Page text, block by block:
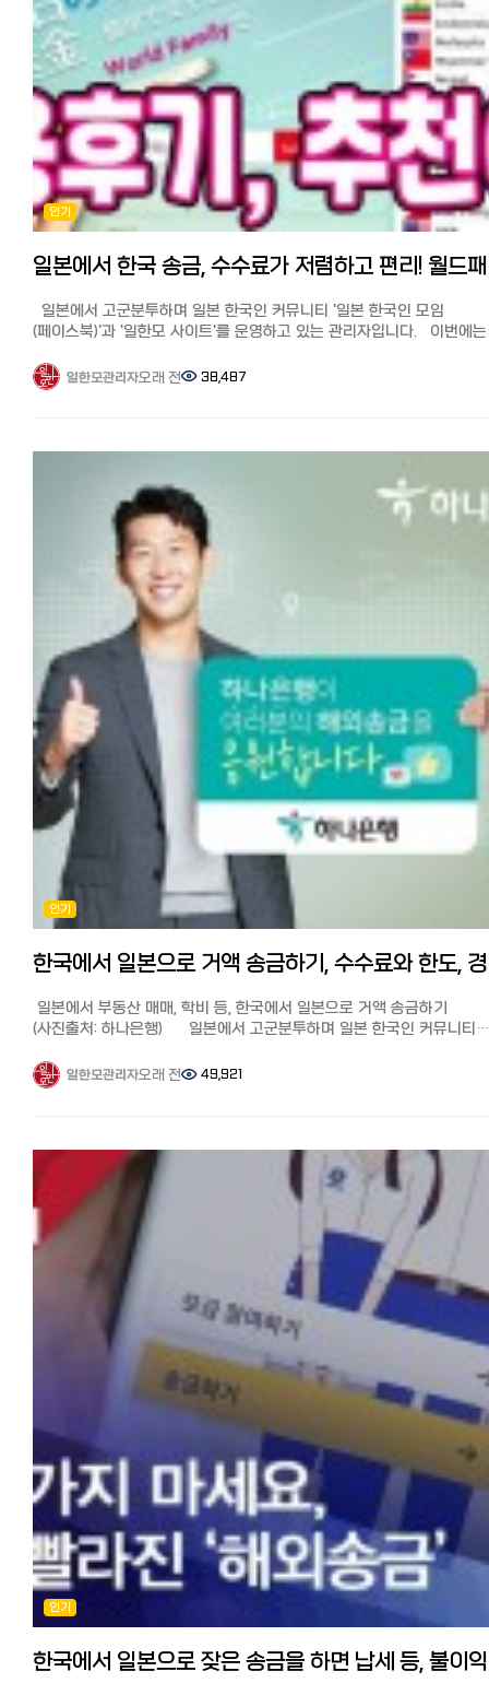
변경했습니다.
세달이내 주민표나 마이넘버카드 스캔 요구하니 사진찍어서 첨부 후,
개인인증에 문제없으면 2-3일에 처리됩니다. 일반 송금업체와 같이 개
송금 950,000원 이하라면 받는 사람의 인증(본인확인)이 필요 없어서
편리합니다.
송금이 급할 시에는 메일로 연락을 주고 받아서 서류 문제 있을 시, 여러
반려되어 처리가 지연될 수 있고 개인 송금시 950,000원 이상은 받는
핸드폰 SMS를 통해 본인확인을 거칩니다.
은행이나 송금업체에 찾아갈 필요가 없고 추천 친구 코드를 사용하면
7만5천엔까지 수수료가 무료이기 때문에, 적은 액수든 큰 액수든 초회
한번은 가장 저렴하고 편하게 보낼 수 있어서 犬이득입니다.
1회 개인 송금 최대액은 5,000,000원, 연간 최대 송금액(개인의 경우)은
5만 달러(500만엔, 5500만원 가량)입니다.
초회 친구 소개 코드를 넣으면 7만5천엔까지 수수료가 무료입니다.
송금하였고 수수료는 무료 적용받아(530엔분) 29엔(2023년 4월)
최근에도 같은 금액 84,800엔을 송금하여 수수료는 할인쿠폰 (769엔
사용하여 49엔, 한국에 보내진 금액은 875,359원이었습니다.
장단점과 포인트 ●장점: 초회 매장이나 지점 방문없이 인터넷으로
올라가므로 타 서비스와 비교가 필요.
★초회 쿠폰을 쓰면 가장 저렴합니다.
일한모 한정! 와이즈 수수료 무료로 송금하기:
https://wise.prf.hn/click/camref:1100lrzV5/
money/ 와이즈 송금의 메리트와 사용법, 더 자세히 알기
https://korean.co.jp/life2/298
◆코인샷 재팬:
최근에 등장한 앱을 통한 추천송금서비스가 있다고 해서 사용해 봤습
수수료는 3만엔이하 500엔, 3만엔 초과 1000엔입니다.
코인샷의 장점은 주말, 심야, 공휴일 등 상관없이 급할 때 앱으로 편하고
신속하게 송금할 수 있다는 점입니다.
회원가입과 본인인증 절차가 앱을 통해서 최소한의 정보로 일괄 승인되
이번에 밤 12시반 경에 전용 계좌로 돈을 입금했는데(유초은행에서 코인
전용계좌로 이체) 앱에 입금확인되어 등록된 한국 제 계좌로 보내는데
정도밖에 걸리지 않았습니다.
전용 계좌에 미리 돈을 충전해 놓으면 페이페이로 송금하듯 더 빠르고
편리하게 한국에 송금이 가능합니다.
타사의 경우 초회 본인인증이나 수취인 인증때문에 진행이 안되는 경우
많은데 카톡이나 라인으로 한국인 스탭이 대응해주는 점, 송금 진행 상
앱 푸시 알림으로 오는 점도 장점입니다.
편리하게 보낼 수 있다.
★일한모 고객이라면 첫 송금수수료 무료로 송금이 가능합니다.
첫 송금 수수료 무료 쿠폰받고 송금하기: https://jp.coinshot.org/
※월드패밀리송금은 2025년 1월부터 한국송금이 종료되었습니다.
한국이외 나라에 송금하실때는 아래 쿠폰으로 저렴하게 보낼 수 있습
천엔입니다. 10만엔까지 500엔이어서 어느 곳보다 수수료가 저렴합니
재류카드나 마이넘버를 폰으로 간단 인증하여 보내면 메일로 승인 연락
오며 바로 송금을 진행할 수 있습니다.
계좌에 송금액을 지불하면 메일로 수취인 신분 인증하라는 연락이 옵
한국에서 받는 사람 본인이 폰으로 인증해야 하는 부분이지만, 받는 분이
고령이거나 하기 어려운 경우는 신분증 사진만 메일로 보내주면 처리해
점이 대단히 편리했습니다.
오전에 부모님 신분증 보냈더니 오후에 송금 완료되었습니다.(2023년
18일 시점, 10만엔 송금, 1,017,020원 착금)
보통 1~2시간 안에 송금이 완료되어 빠른 것도 장점입니다.
장단점과 포인트 ●장점: 수수료가 저렴(10만엔까지 500엔). 받는 분
본인인증을 대신 해준다.
●단점: 메일로 일본어 상담이어서 답은 빨리 오는 편이지만, 급하거나
일본어가 안될 경우 답답할 수 있다.
★월드패밀리도 아래 링크에서 500엔 포인트 받아 수수료 할인을 받으
기본 설정된 환율이 저렴＋수수료 할인으로 어느곳보다 유리한 금액으로
송금할 수 있습니다.
일한모 한정! 월드패밀리 500엔 캐쉬받아 송금하기:
https://www.worldfamilyremit.com/i/?0ZGS72E0
월드패밀리 송금의 메리트와 사용법, 더 자세히 알기
https://korean.co.jp/life2/306
◆SBJ 원터치 익스프레스 송금:
신한은행 일본법인 SBJ은행의 한국송금 서비스입니다. 계좌 개설부터
송금신청까지 SBJ은행 앱상에서 비대면으로 모두 가능합니다.
원터치 익스프레스 송금은 생활비용 송금으로 1회/1일/한달 최대
30만엔까지, 일년에 총 360만엔까지 송금이 가능하며 최소 송금 금액은
인기
일본에
일본에서 고군분투하며 일본 한국인 커뮤니티 '일본 한국인 모임
(페이스북)'과 '일한모 사이트'를 운영하고 있는 관리자입니다. 이번에는
추천이 많은 월드패밀리 송금을 직접 사용해 본 후기와 추천 이유에 대
소개해드리겠습니다. 일본에서 한국으로의 송금, 가장 잘 아는 사람은
송금은 꼭 알아둬야 할 정보입니다. 이번에는 일본에서 한국으로 추천
비교 분석! 가장 저렴하고 편한 송금은? 꿀팁과 수수료 할인 쿠폰 기사
'월드패밀리 송금'를 자세히 알고 싶다는 분들이 많아 사용후기와
추천이유를 정리해 보겠습니다. ※월드패밀리송금은 2025년 1월부터
한국송금이 종료되었습니다. 한국이외 나라에 송금하실때는 아래 쿠폰
저렴하게 보낼 수 있습니다.
실태 조사, 아직 은행 송금 이용자가 많다? 해외송금 절차에 대해 최근
실시된 조사에 따르면 아직 수수료가 비싸고 절차가 번거로운 오프라인
송금(점포 창구)을 이용하는 사람이 32%를 차지했습니다.
출처:피알타임즈 그리고 해외 송금 시 은행을 이용하는 사람들 대부분이
높은 수수료, 번거로운 절차에 불만을 품고 있다고 합니다. 코로나로 인해
많은 것들이 온라인을 통해 쉽고 저렴하며 효율적으로 바뀌었습니다.
하지만 아직 온라인 송금 서비스의 존재를 모르는 사람, 불만을 느끼면
인터넷 송금 서비스가 너무 많아서 어디를 사용해야 할지 망설이는
사람들이 많을 것입니다.
일본 거주 한인 커뮤니티에서 최근 평판이 높은 월드 패밀리 해외 송금을
실제로 사용한 소감과 장점에 대해 설명해 드리겠습니다.
월드 패밀리 송금의 특징 많은 재류 한국인들이 사용하고 있어서 안심
어떤 송금 서비스보다 수수료가 저렴 가입만으로 10만엔까지 무료 송금
가능한 포인트 획득 온라인 송금이라 PC, 스마트폰 앱으로 완결! 간편하고
빠르다 한국뿐만 아니라 세계 200개국 이상 송금 가능 인기 송금 3사 실제
송금액 비교 일반 은행보다 저렴해 일본인들이 한국 송금 시에 자주
사용하는 것으로 알려진 인기 송금 서비스 EXPARO(엑스파로),
라쿠텐은행과 월드패밀리 송금을 비교해 보았습니다. [시뮬레이션 결과]
현지에서 받는 금액 시뮬레이션 결과입니다. (2024년 1월 3일 기준)
월드패밀리 송금 : 수수료 500엔이 차감되어 약 940,380원 (이하
초대링크에서 회원가입 시 500포인트를 받으면 초회 무료)
EXPARO(엑스파로): 수수료 939,659원이 차감되어 약 2,500엔
송금 서비스보다 압도적으로 저렴합니다. 아래 링크를 통해서 가입하시
500엔 포인트를 받을 수 있기 때문에 10만엔까지 무료로 송금할 수
있습니다. 10만엔까지 무료 송금 쿠폰 획득↓
http://www.worldfamilyremit.com/ 월드 패밀리 송금의 사용법과
해외 거주 한국인은 재류카드나 마이넘버카드를 휴대폰으로 찍어 간편
승인되면 메일로 연락이 오며 바로 송금이 가능합니다. 계좌로 송금액을
입금하면 메일로 수취인 신분증 연락이 오고, 한국에서 받는 사람 본인(
들어 부모)이 휴대전화로 인증해야 합니다.
그때 고령이거나 대응이 어려운 경우는 타사라면 송금 자체가 안 되거나
지연되는 경우가 많은데 월드패밀리 송금에서는 보내는 사람이 부모의
신분증 이미지를 가지고 있으면 그것을 메일로 보내기만 하면 승인해 주
때문에 매우 편리합니다.
저도 부모님이 기계치신데 이 대응으로 큰 도움이 되었습니다.
오전에 아버지의 신분증을 보냈더니 오후에 송금이 무사히 완료되었습
(2024년 1월 3일 시점, 10만엔 송금, 940,380원 착금)
보통 1~2시간 내 송금이 완료되기 때문에 빠르고, 일본인 직원이 문의에
빠르게 답변해주는 점도 WISE 등 다른 인터넷 송금과 다른 장점입니
추천 포인트 정리 포인트①: 수수료가 가장 저렴하다(500엔까지 10만엔)
포인트②: 방문이 필요 없고 받는 사람의 본인인증을 대신할 수 있음
포인트③ : 전문 직원이 문의에 대해 일본어로 빠르게 답변해 준다
http://www.worldfamilyremit.com/
일한모관리자오래 전 38,487
인기
한국
일본에서 부동산 매매, 학비 등, 한국에서 일본으로 거액 송금하기
(사진출처: 하나은행) 일본에서 고군분투하며 일본 한국인 커뮤니티
관리자입니다. 송금은 페북 일한모 그룹의 주요 테마입니다. 보통 일본
뼈빠지게 번 엔화를 한국으로 어떻게 송금하면 좋을지에 대한 질문이
안녕하세요^^ 한국에서 돈을 받아 집을 구매하신분계신가요? 저는 현재
배우자비자로 일본에 거주중입니다.
한국에 집을 처분하고 일본에 집을 구매 예정인데 원화를 엔화로 한꺼번
많은 돈은 송금불가로 알고있습니다. 돈을 나누어서 보내는 방법이 있지
수수료가 만만치않고 시간이 오래 걸리는 것으로 알고있습니다.
조언부탁드려요 감사합니다. 최신 정보! 신고가 불필요한 연간 송금한도가
2배로 인상 2023년 초에 오래동안 묶여있던 개인의 연간 송금한도
5만달러(2023년 8월기준 6400만원 정도)가 국가/개인간 거래액 규모
커지면서 대폭 인상된다는 뉴스가 있었습니다. 확인해본 바, 2023년
7월부터 시행되었고 연간 송금한도가 2배인 10만달러로 변경되었습
저는 8월에 2억정도를 무사히 송금 받았습니다.(수수료는 1억에
송금수수료, 중계은행수수료, 전신료 등으로 10만원 정도. 은행이나
우대조건에 따라 상이) 이건 수취인의 합산 금액이 아니고 한국에서 보
한사람의 한도액입니다. 거액 송금받으면 은행에서 전화가 온다? 아
직접 확인한 바, 대부분의 일본은행에서도 별도의 수취한도액을 설정하
있지 않다고 합니다. 다만, 천만엔이상 입금이 있을 시, 어떤 자금인지
전화가 오며 송금자와 어떤 관계인지 확인서류(가족관계증명서), 주택
구매시 계약서를 이메일로 요구합니다. 한국어 가족관계증명서를
간이번역해서 보냈고 보낸 즉시 송금 처리해 줬니다. 한국 비거주자의
거액 송금은 신고가 필요
일본으로 거액의 재산 반출시 한국은행에 신고가 필요
인터넷 송금을 이용하면 소액 송금이라고 해서 서류준비가 필요없고
수수료가 싸며 편리하지만 1일한도 100만엔, 한달 한도 500만엔 등(업
따라 상이), 범죄 예방을 위한 여러가지 제한이 있습니다.
억단위의 거액을 보낼 때는 은행을 통한 송금이 필요합니다. 상기에
말씀드린 바와 같이 연간 한도액이 2배가 되면서 번거로운 신고나 지정
일한모관리자오래 전 49,921
인기